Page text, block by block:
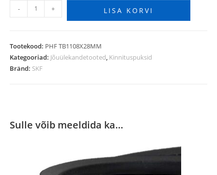
- + LISA KORVI
Tootekood: PHF TB1108X28MM
Kategooriad: Jõuülekandetooted, Kinnituspuksid
Bränd: SKF
Sulle võib meeldida ka…